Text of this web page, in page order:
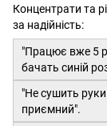
Концентрати та
за надійність:
"Працює вже 5
бачать синій
"Не сушить
приємний".